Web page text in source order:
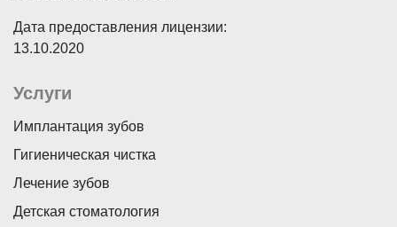
Дата предоставления лицензии:
13.10.2020
Услуги
Имплантация зубов
Гигиеническая чистка
Лечение зубов
Детская стоматология